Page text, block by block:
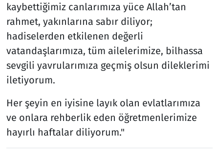
kaybettiğimiz canlarımıza yüce Allah’tan
rahmet, yakınlarına sabır diliyor;
hadiselerden etkilenen değerli
vatandaşlarımıza, tüm ailelerimize, bilhassa
sevgili yavrularımıza geçmiş olsun dileklerimi
iletiyorum.
Her şeyin en iyisine layık olan evlatlarımıza
ve onlara rehberlik eden öğretmenlerimize
hayırlı haftalar diliyorum."